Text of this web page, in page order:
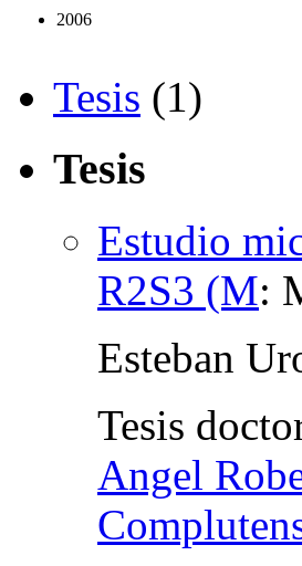
2006
Tesis (1)
Tesis
Estudio
R2S3 (M:
Esteban
Tesis
Angel